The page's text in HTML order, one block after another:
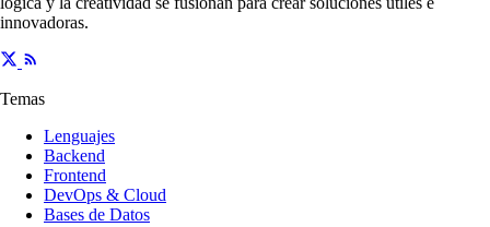
innovadoras.
Temas
Lenguajes
Backend
Frontend
DevOps & Cloud
Bases de Datos